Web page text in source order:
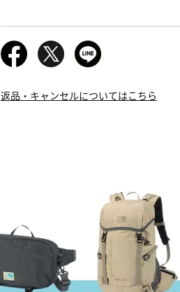
返品・キャンセルについてはこちら